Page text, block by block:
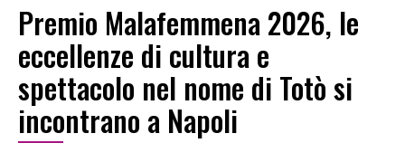
Premio Malafemmena 2026, le
eccellenze di cultura e
spettacolo nel nome di Totò si
incontrano a Napoli